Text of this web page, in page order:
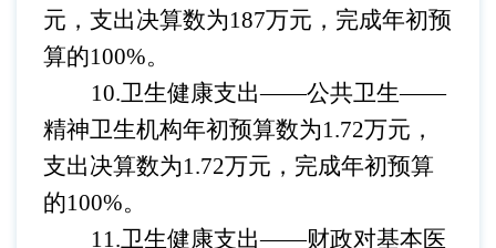
元，支出决算数为187万元，完成年初预
算的100%。
10.卫生健康支出——公共卫生——
精神卫生机构年初预算数为1.72万元，
支出决算数为1.72万元，完成年初预算
的100%。
11.卫生健康支出——财政对基本医